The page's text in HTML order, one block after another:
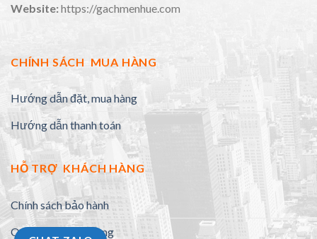
Website:https://gachmenhue.com
CHÍNH SÁCH MUA HÀNG
Hướng dẫn đặt, mua hàng
Hướng dẫn thanh toán
HỖ TRỢ KHÁCH HÀNG
Chính sách bảo hành
Quy định đổi trả hàng